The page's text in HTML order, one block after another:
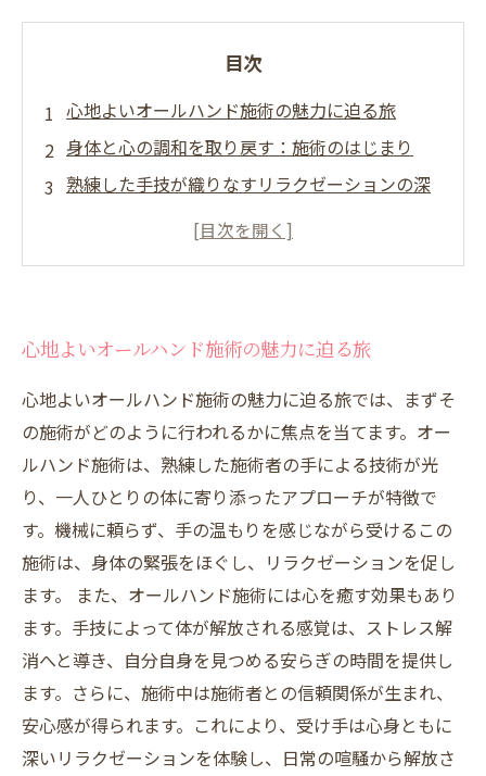
目次
心地よいオールハンド施術の魅力に迫る旅
身体と心の調和を取り戻す：施術のはじまり
熟練した手技が織りなすリラクゼーションの深
心と身体を癒す旅の終わりに：新たな自分への
第一歩
心地よいオールハンド施術の魅力に迫る旅
心地よいオールハンド施術の魅力に迫る旅では、まずそ
の施術がどのように行われるかに焦点を当てます。オー
ルハンド施術は、熟練した施術者の手による技術が光
り、一人ひとりの体に寄り添ったアプローチが特徴で
す。機械に頼らず、手の温もりを感じながら受けるこの
施術は、身体の緊張をほぐし、リラクゼーションを促し
ます。 また、オールハンド施術には心を癒す効果もあり
ます。手技によって体が解放される感覚は、ストレス解
消へと導き、自分自身を見つめる安らぎの時間を提供し
ます。さらに、施術中は施術者との信頼関係が生まれ、
安心感が得られます。これにより、受け手は心身ともに
深いリラクゼーションを体験し、日常の喧騒から解放さ